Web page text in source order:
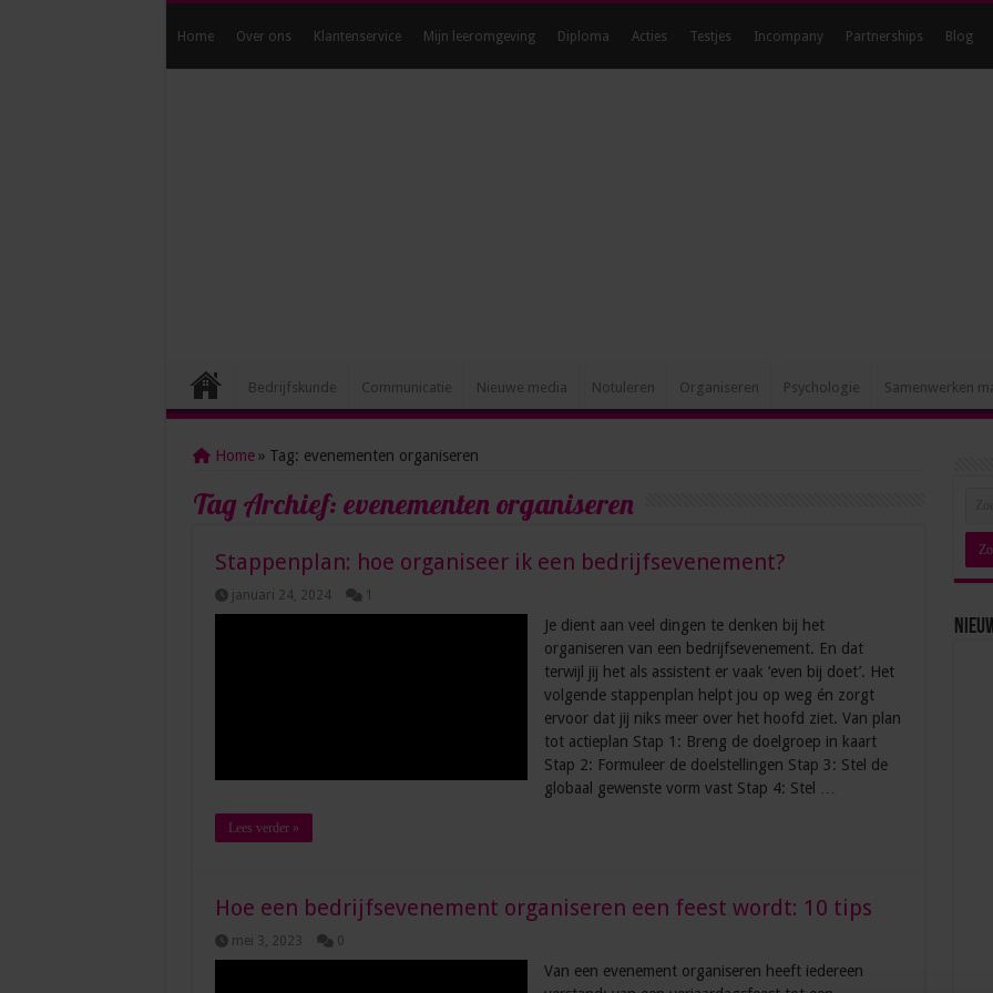
Home Over ons Klantenservice Mijn leeromgeving Diploma Acties Testjes Incompany Partnerships Blog
Bedrijfskunde Communicatie Nieuwe media Notuleren Organiseren Psychologie Samenwerken
Home » Tag: evenementen organiseren
Tag Archief: evenementen organiseren
Stappenplan: hoe organiseer ik een bedrijfsevenement?
januari 24, 2024
Je dient aan veel dingen te denken bij het
organiseren van een bedrijfsevenement. En dat
terwijl jij het als assistent er vaak ‘even bij doet’. Het
volgende stappenplan helpt jou op weg én zorgt
ervoor dat jij niks meer over het hoofd ziet. Van plan
tot actieplan Stap 1: Breng de doelgroep in kaart
Stap 2: Formuleer de doelstellingen Stap 3: Stel de
globaal gewenste vorm vast Stap 4: Stel …
Lees verder »
Hoe een bedrijfsevenement organiseren een feest wordt: 10 tips
mei 3, 2023 0
Van een evenement organiseren heeft iedereen